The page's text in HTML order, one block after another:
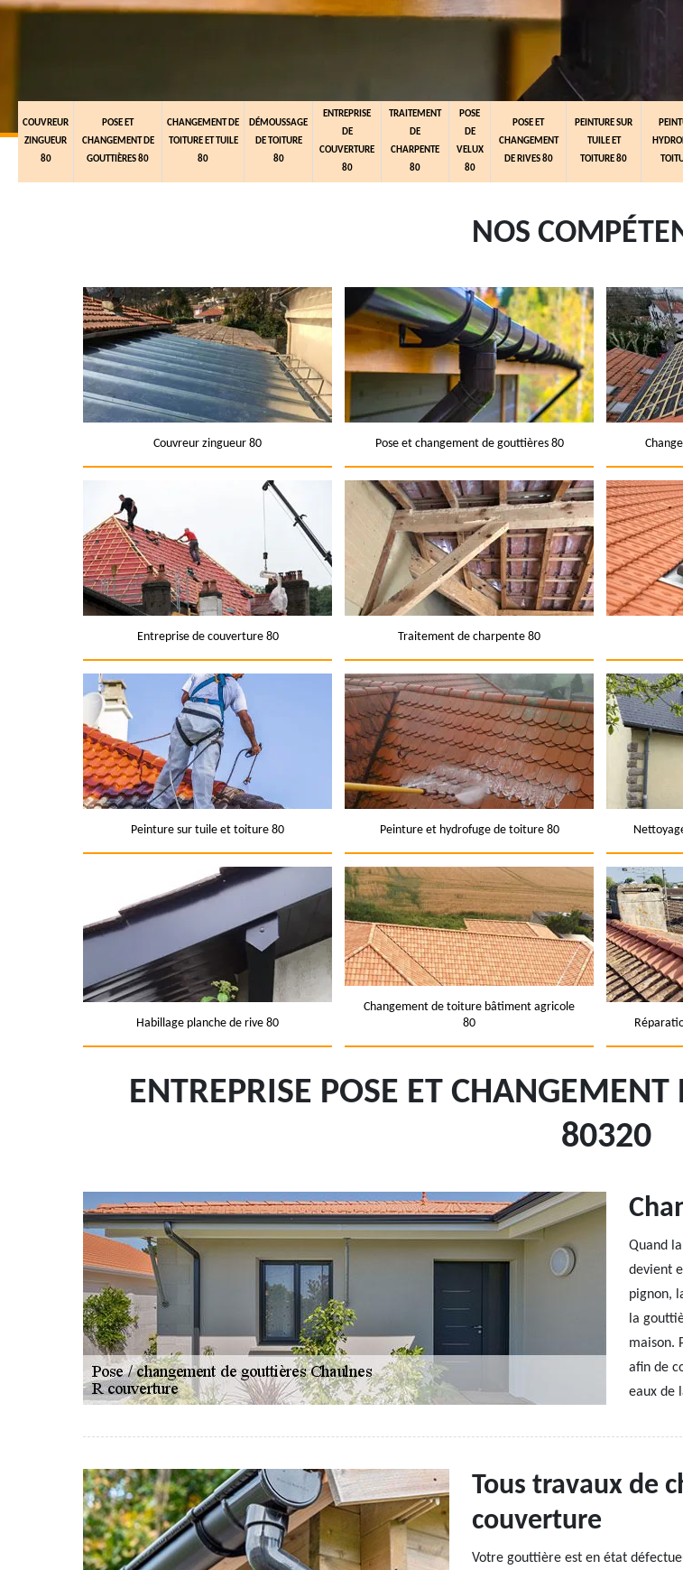
COUVREUR
ZINGUEUR
80
POSE ET
CHANGEMENT DE
GOUTTIÈRES 80
CHANGEMENT DE
TOITURE ET TUILE
80
DÉMOUSSAGE
DE TOITURE
80
ENTREPRISE
DE
COUVERTURE
80
TRAITEMENT
DE
CHARPENTE
80
POSE
DE
VELUX
80
POSE ET
CHANGEMENT
DE RIVES 80
PEINTURE SUR
TUILE ET
TOITURE 80
NOS
Couvreur zingueur 80 Pose et changement de gouttières 80
Entreprise de couverture 80 Traitement de charpente 80
Peinture sur tuile et toiture 80 Peinture et hydrofuge de toiture 80
Habillage planche de rive 80
Changement de toiture bâtiment agricole
80
ENTREPRISE POSE ET
80320
Quand
devient
pignon,
la
maison.
afin de
eaux de
Tous travaux de
couverture
Votre gouttière est en état